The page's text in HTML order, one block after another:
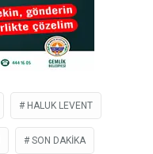
HALUK LEVENT
SON DAKIKA